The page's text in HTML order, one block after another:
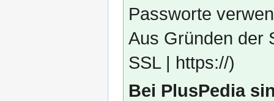
Passworte
Aus Gründen der
SSL | https://)
Bei PlusPedia